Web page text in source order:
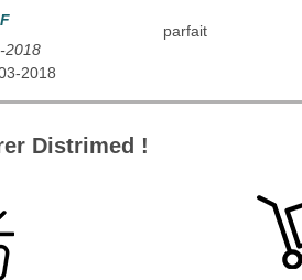
2018
2018
parfait
Distrimed !